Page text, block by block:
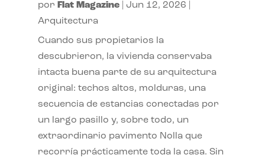
por Flat Magazine| Jun 12, 2026
Arquitectura
Cuando sus propietarios la
descubrieron, la vivienda conservaba
intacta buena parte de su arquitectura
original: techos altos, molduras, una
secuencia de estancias conectadas por
un largo pasillo y, sobre todo, un
extraordinario pavimento Nolla que
recorría prácticamente toda la casa. Sin